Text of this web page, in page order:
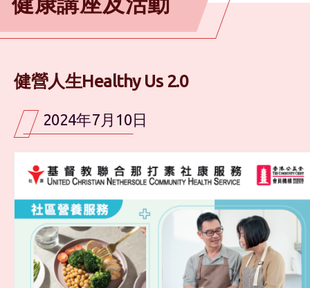
健營人生Healthy Us 2.0
2024年7月10日